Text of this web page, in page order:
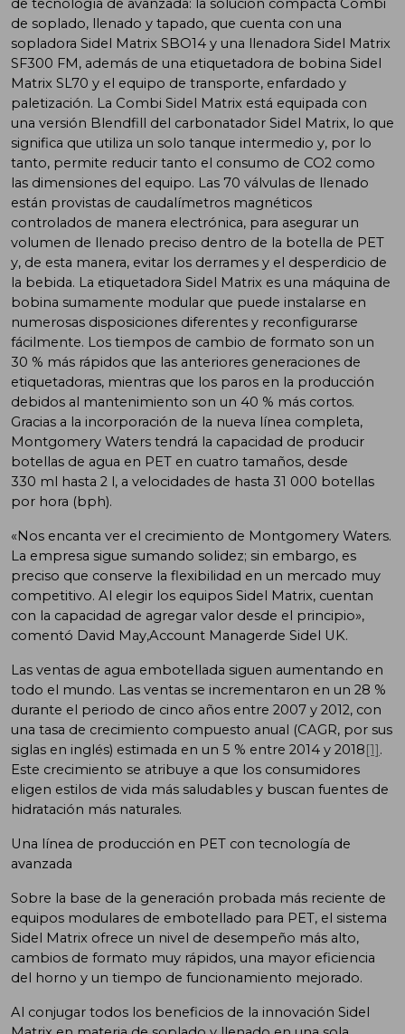
de tecnología de avanzada: la solución compacta Combi
de soplado, llenado y tapado, que cuenta con una
sopladora Sidel Matrix SBO14 y una llenadora Sidel Matrix
SF300 FM, además de una etiquetadora de bobina Sidel
Matrix SL70 y el equipo de transporte, enfardado y
paletización. La Combi Sidel Matrix está equipada con
una versión Blendfill del carbonatador Sidel Matrix, lo que
significa que utiliza un solo tanque intermedio y, por lo
tanto, permite reducir tanto el consumo de CO2 como
las dimensiones del equipo. Las 70 válvulas de llenado
están provistas de caudalímetros magnéticos
controlados de manera electrónica, para asegurar un
volumen de llenado preciso dentro de la botella de PET
y, de esta manera, evitar los derrames y el desperdicio de
la bebida. La etiquetadora Sidel Matrix es una máquina de
bobina sumamente modular que puede instalarse en
numerosas disposiciones diferentes y reconfigurarse
fácilmente. Los tiempos de cambio de formato son un
30 % más rápidos que las anteriores generaciones de
etiquetadoras, mientras que los paros en la producción
debidos al mantenimiento son un 40 % más cortos.
Gracias a la incorporación de la nueva línea completa,
Montgomery Waters tendrá la capacidad de producir
botellas de agua en PET en cuatro tamaños, desde
330 ml hasta 2 l, a velocidades de hasta 31 000 botellas
por hora (bph).
«Nos encanta ver el crecimiento de Montgomery Waters.
La empresa sigue sumando solidez; sin embargo, es
preciso que conserve la flexibilidad en un mercado muy
competitivo. Al elegir los equipos Sidel Matrix, cuentan
con la capacidad de agregar valor desde el principio»,
comentó David May,Account Managerde Sidel UK.
Las ventas de agua embotellada siguen aumentando en
todo el mundo. Las ventas se incrementaron en un 28 %
durante el periodo de cinco años entre 2007 y 2012, con
una tasa de crecimiento compuesto anual (CAGR, por sus
siglas en inglés) estimada en un 5 % entre 2014 y 2018[1].
Este crecimiento se atribuye a que los consumidores
eligen estilos de vida más saludables y buscan fuentes de
hidratación más naturales.
Una línea de producción en PET con tecnología de
avanzada
Sobre la base de la generación probada más reciente de
equipos modulares de embotellado para PET, el sistema
Sidel Matrix ofrece un nivel de desempeño más alto,
cambios de formato muy rápidos, una mayor eficiencia
del horno y un tiempo de funcionamiento mejorado.
Al conjugar todos los beneficios de la innovación Sidel